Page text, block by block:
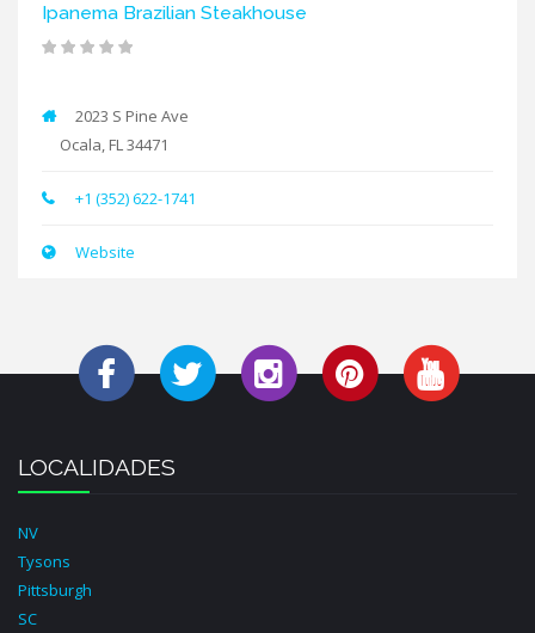
Ipanema Brazilian Steakhouse
2023 S Pine Ave
Ocala, FL 34471
+1 (352) 622-1741
Website
LOCALIDADES
NV
Tysons
Pittsburgh
SC